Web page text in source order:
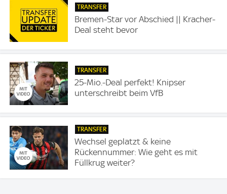
TRANSFER
Bremen-Star vor Abschied || Kracher-
Deal steht bevor
TRANSFER
25-Mio.-Deal perfekt! Knipser
unterschreibt beim VfB
TRANSFER
Wechsel geplatzt & keine
Rückennummer: Wie geht es mit
Füllkrug weiter?